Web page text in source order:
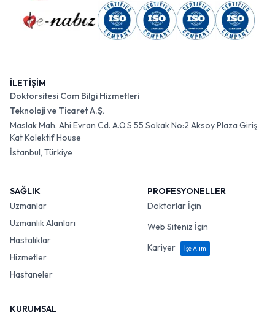
İLETİŞİM
Doktorsitesi Com Bilgi Hizmetleri
Teknoloji ve Ticaret A.Ş.
Maslak Mah. Ahi Evran Cd. A.O.S 55 Sokak No:2 Aksoy Plaza Giriş
Kat Kolektif House
İstanbul, Türkiye
SAĞLIK
Uzmanlar
Uzmanlık Alanları
Hastalıklar
Hizmetler
Hastaneler
PROFESYONELLER
Doktorlar İçin
Web Siteniz İçin
Kariyer
İşe Alım
KURUMSAL